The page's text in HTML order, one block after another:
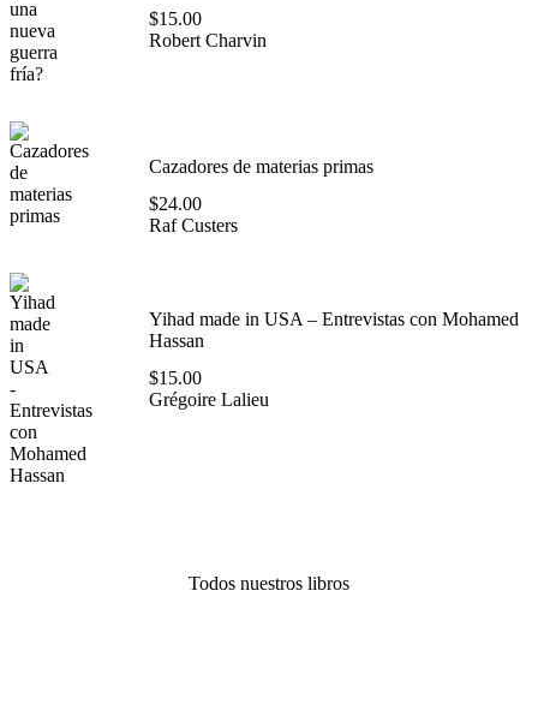
$15.00
Robert Charvin
Cazadores de materias primas
$24.00
Raf Custers
Yihad made in USA – Entrevistas con Mohamed
Hassan
$15.00
Grégoire Lalieu
Todos nuestros libros